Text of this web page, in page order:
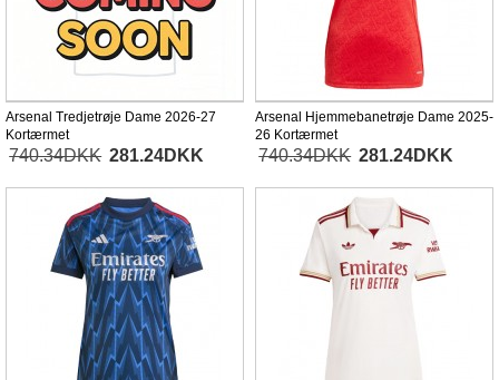
Arsenal Tredjetrøje Dame 2026-27
Kortærmet
740.34DKK 281.24DKK
Arsenal Hjemmebanetrøje Dame 2025-
26 Kortærmet
740.34DKK 281.24DKK